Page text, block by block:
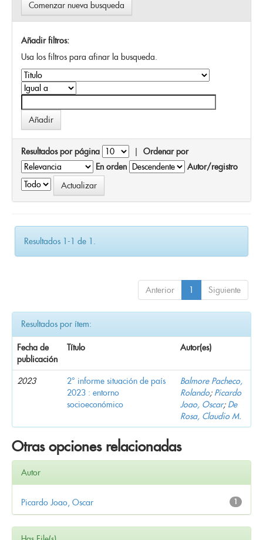
Comenzar nueva busqueda
Añadir filtros:
Usa los filtros para afinar la busqueda.
Resultados por página | Ordenar por
En orden
Autor/registro
Resultados 1-1 de 1.
Anterior 1 Siguiente
Resultados por ítem:
Fecha de
publicación
Título Autor(es)
2023
2° informe situación de país
2023 : entorno
socioeconómico
Balmore Pacheco,
Rolando; Picardo
Joao, Oscar; De
Rosa, Claudio M.
Otras opciones relacionadas
Autor
1
Picardo Joao, Oscar